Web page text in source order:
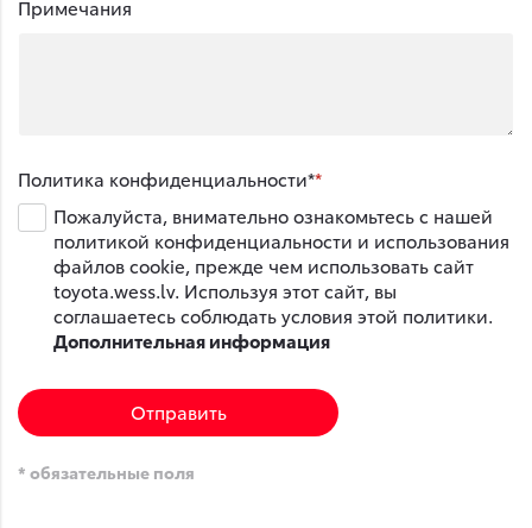
Примечания
Политика конфиденциальности*
Пожалуйста, внимательно ознакомьтесь с нашей
политикой конфиденциальности и использования
файлов cookie, прежде чем использовать сайт
toyota.wess.lv. Используя этот сайт, вы
соглашаетесь соблюдать условия этой политики.
Дополнительная информация
Отправить
* обязательные поля